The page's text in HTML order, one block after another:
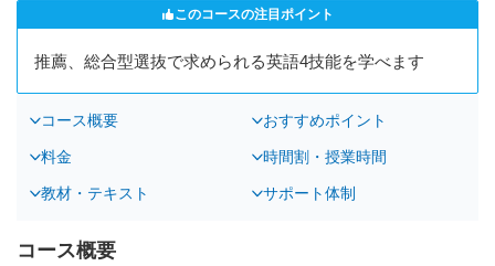
このコースの注目ポイント
推薦、総合型選抜で求められる英語4技能を学べます
コース概要 おすすめポイント
料金 時間割・授業時間
教材・テキスト サポート体制
コース概要